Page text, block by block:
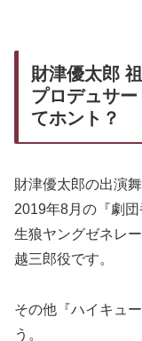
財津優太郎
プロデュサ
てホント？
財津優太郎の出演
2019年8月の『劇
生狼ヤングゼネレー
越三郎役です。
その他『ハイキュ
う。